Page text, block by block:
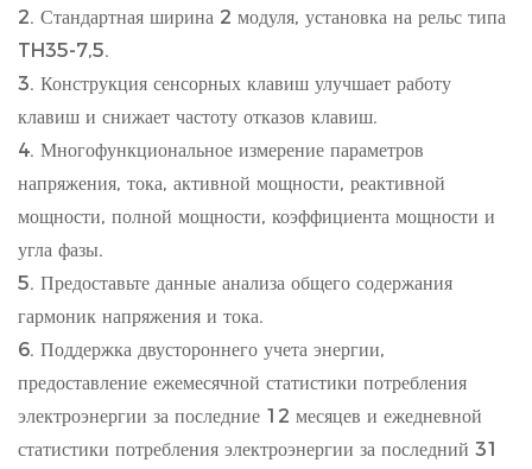
2. Стандартная ширина 2 модуля, установка на рельс типа
TH35-7,5.
3. Конструкция сенсорных клавиш улучшает работу
клавиш и снижает частоту отказов клавиш.
4. Многофункциональное измерение параметров
напряжения, тока, активной мощности, реактивной
мощности, полной мощности, коэффициента мощности и
угла фазы.
5. Предоставьте данные анализа общего содержания
гармоник напряжения и тока.
6. Поддержка двустороннего учета энергии,
предоставление ежемесячной статистики потребления
электроэнергии за последние 12 месяцев и ежедневной
статистики потребления электроэнергии за последний 31